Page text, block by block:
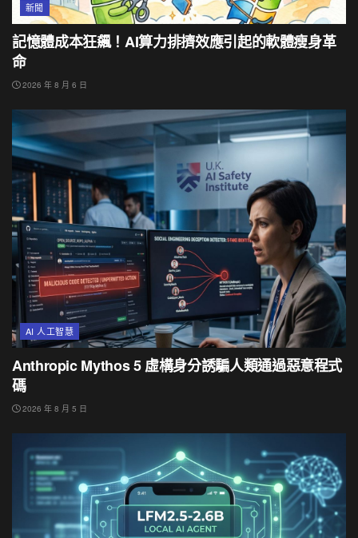
新聞
記憶體成本狂飆！AI算力排擠效應引起的軟體瘦身革
命
2026 年 8 月 6 日
AI 人工智慧
Anthropic Mythos 5 虛構身分誘騙人類通過惡意程式
碼
2026 年 8 月 5 日